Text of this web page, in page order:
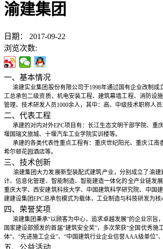
渝建集团
日期：
2017-09-22
浏览次数:
一、基本情况
渝建实业集团股份有限公司于1998年通过国有企业改制成
工总承包二级资质，机电安装工程、建筑幕墙工程、消防设
管理、技术研发人员1000余人，其中：高、中级技术职称人员
二、代表工程
承建的对内对外EPC项目有：长江生态文明干部学院、
堰国瑞文旅城、十堰汽车工业学院实训楼等。
承建的各类代表性重点工程有：重庆世纪阳光、重庆江
希尔顿花园酒店等。
三、技术创新
渝建集团大力发展新型装配式建筑产业，分别成立了渝
计、信息化管理、智能制造、智能建造一体化的全产业链发
重庆大学、西安建筑科技大学、中国建筑科学研究院、中国
建建设集团EPC总承包模式为载体，工业制造与科技研发为
四、荣誉奖项
渝建集团秉承“以顾客为中心，追求卓越发展”的企业宗旨
国家建设部颁发的首届“建筑安全奖”，多次荣获“全国优秀
体”、“先进施工企业”、“中国建筑行业企业信誉AAA级单位”
五、公益活动